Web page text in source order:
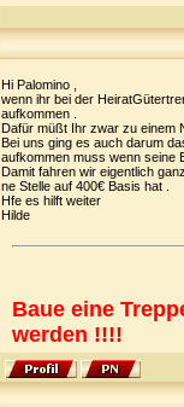
Hi Palomino ,
wenn ihr bei der
aufkommen .
Dafür müßt Ihr zwar zu einem
Bei uns ging es auch darum
aufkommen muss wenn seine
Damit fahren wir eigentlich
ne Stelle auf 400€ Basis hat .
Hfe es hilft weiter
Hilde
Baue eine
werden !!!!